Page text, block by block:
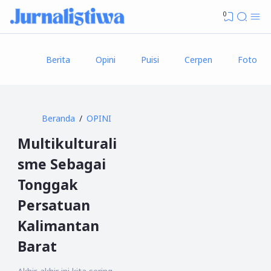
0
Berita Opini Puisi Cerpen Foto
Beranda OPINI
Multikulturali
sme Sebagai
Tonggak
Persatuan
Kalimantan
Barat